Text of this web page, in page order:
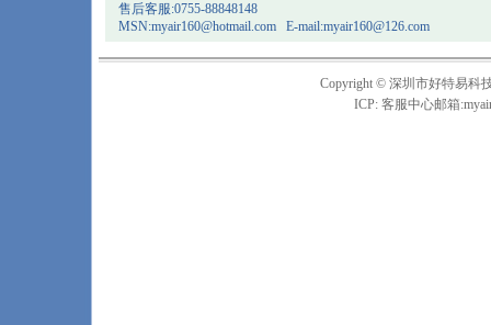
售后客服:0755-88848148
MSN:myair160@hotmail.com E-mail:myair160@126.com
Copyright © 深圳市好特易科
ICP: 客服中心邮箱: